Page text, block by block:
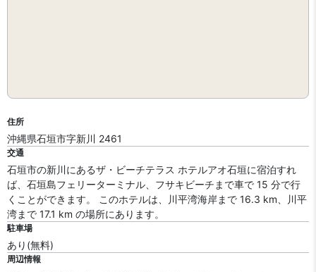
住所
沖縄県石垣市字新川 2461
交通
石垣市の新川にあるザ・ビーチテラス ホテルアオ石垣に宿泊すれ
ば、石垣島フェリーターミナル、フサキビーチまで車で 15 分で行
くことができます。 このホテルは、川平湾海岸まで 16.3 km、川平
湾まで 17.1 km の場所にあります。
駐車場
あり(無料)
周辺情報